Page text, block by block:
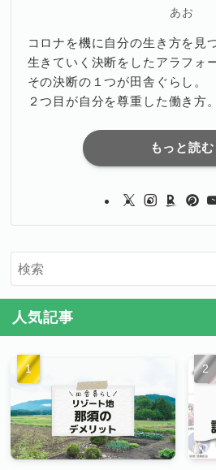
あお
コロナを機に自分の生き方を見
生きていく決断をしたアラフォ
その決断の１つが田舎ぐらし。
２つ目が自分を尊重した働き方。
もっと読む
人気記事